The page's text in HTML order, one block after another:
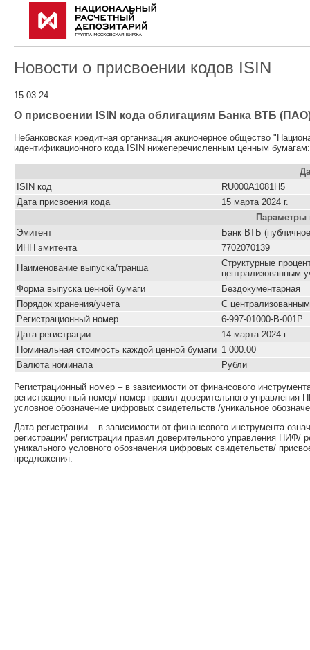
Новости о присвоении кодов ISIN
15.03.24
О присвоении ISIN кода облигациям Банка ВТБ
Небанковская кредитная организация акционерное общество
идентификационного кода ISIN нижеперечисленным ценным бумагам:
ISIN код
RU000A1081H5
Дата присвоения кода
15 марта 2024 г.
Параметры
Эмитент
Банк ВТБ
ИНН эмитента
7702070139
Наименование выпуска/транша
Cтруктурные
централизованным
Форма выпуска ценной бумаги
Бездокументарная
Порядок хранения/учета
С
Pегистрационный номер
6-997-01000-B-001P
Дата регистрации
14 марта 2024 г.
Номинальная стоимость каждой ценной бумаги 1 000.00
Валюта номинала
Рубли
Регистрационный номер – в зависимости от финансового
регистрационный номер/ номер правил доверительного
условное обозначение цифровых свидетельств /уникальное
Дата регистрации – в зависимости от финансового инструмента
регистрации/ регистрации правил доверительного управления ПИФ/
уникального условного обозначения цифровых свидетельств/
предложения.